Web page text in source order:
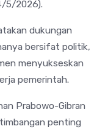
5/2026).
dukungan
bersifat politik,
menyukseskan
pemerintah.
Prabowo-Gibran
penting